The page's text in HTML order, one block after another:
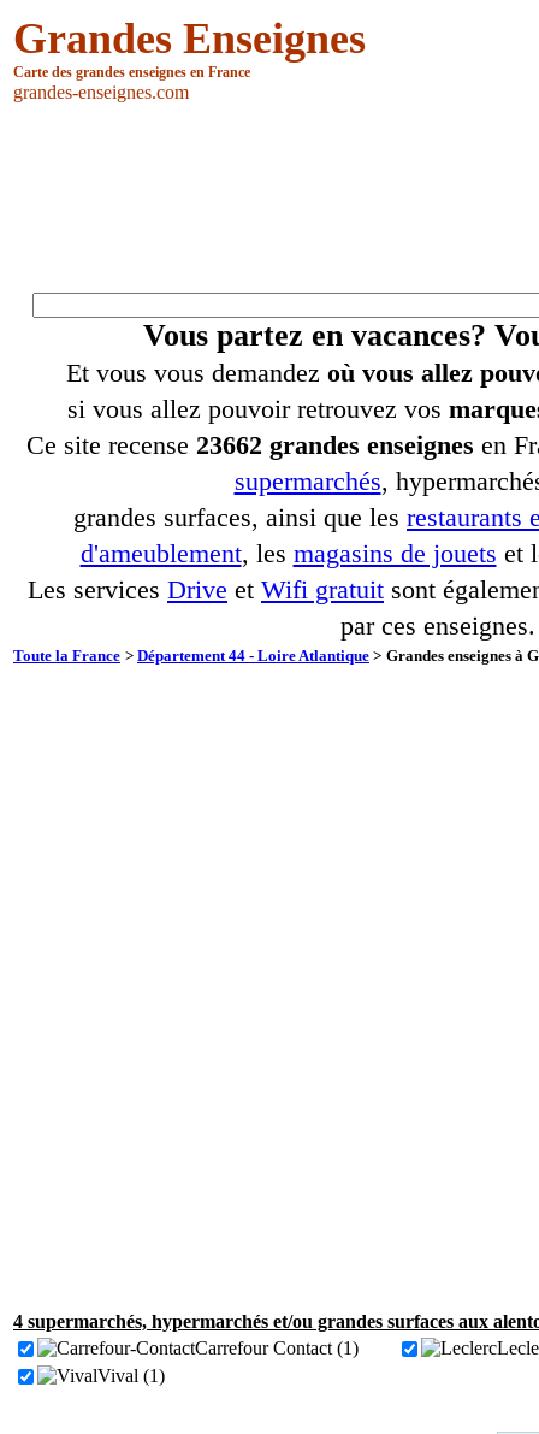
Grandes Enseignes
Carte des grandes enseignes en France
grandes-enseignes.com
Vous partez en vacances?
Et vous vous demandez où vous allez
si vous allez pouvoir retrouvez vos
Ce site recense 23662 grandes enseignes en
supermarchés,
grandes surfaces, ainsi que les restaurants
d'ameublement, les magasins de jouets et
Les services Drive et Wifi gratuit sont
par ces enseignes.
Toute la France > Département 44 - Loire Atlantique > Grandes enseignes à
4 supermarchés, hypermarchés et/ou grandes surfaces aux
Carrefour Contact (1)
Vival (1)